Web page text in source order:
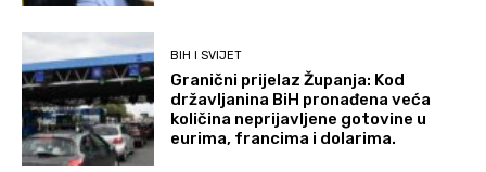
BIH I SVIJET
Granični prijelaz Županja: Kod
državljanina BiH pronađena veća
količina neprijavljene gotovine u
eurima, francima i dolarima.